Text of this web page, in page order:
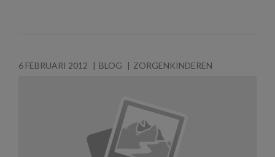
6 FEBRUARI 2012 BLOG ZORGENKINDEREN